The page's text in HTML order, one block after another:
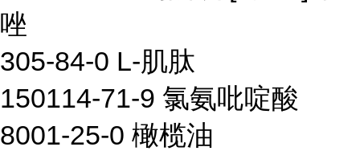
唑
305-84-0 L-肌肽
150114-71-9 氯氨吡啶酸
8001-25-0 橄榄油